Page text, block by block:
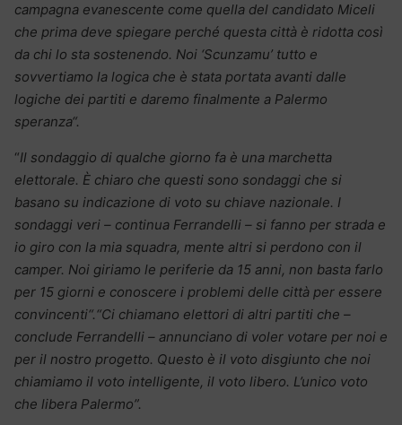
campagna evanescente come quella del candidato Miceli
che prima deve spiegare perché questa città è ridotta così
da chi lo sta sostenendo. Noi ‘Scunzamu’ tutto e
sovvertiamo la logica che è stata portata avanti dalle
logiche dei partiti e daremo finalmente a Palermo
speranza“.
“Il sondaggio di qualche giorno fa è una marchetta
elettorale. È chiaro che questi sono sondaggi che si
basano su indicazione di voto su chiave nazionale. I
sondaggi veri – continua Ferrandelli – si fanno per strada e
io giro con la mia squadra, mente altri si perdono con il
camper. Noi giriamo le periferie da 15 anni, non basta farlo
per 15 giorni e conoscere i problemi delle città per essere
convincenti“.“Ci chiamano elettori di altri partiti che –
conclude Ferrandelli – annunciano di voler votare per noi e
per il nostro progetto. Questo è il voto disgiunto che noi
chiamiamo il voto intelligente, il voto libero. L’unico voto
che libera Palermo”.